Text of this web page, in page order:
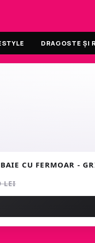
DRAGOSTE ȘI
CU FERMOAR -
LEI